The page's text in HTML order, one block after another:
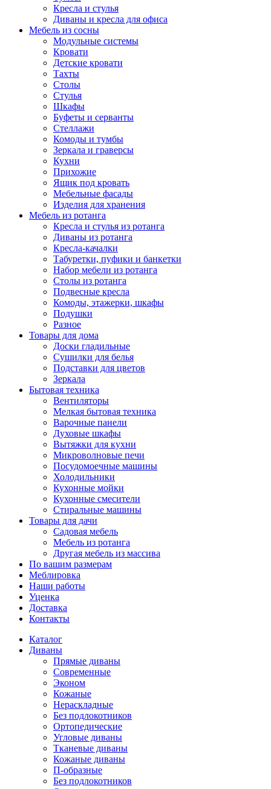
Кресла и стулья
Диваны и кресла для офиса
Мебель из сосны
Модульные системы
Кровати
Детские кровати
Тахты
Столы
Стулья
Шкафы
Буфеты и серванты
Стеллажи
Комоды и тумбы
Зеркала и граверсы
Кухни
Прихожие
Ящик под кровать
Мебельные фасады
Изделия для хранения
Мебель из ротанга
Кресла и стулья из ротанга
Диваны из ротанга
Кресла-качалки
Табуретки, пуфики и банкетки
Набор мебели из ротанга
Столы из ротанга
Подвесные кресла
Комоды, этажерки, шкафы
Подушки
Разное
Товары для дома
Доски гладильные
Сушилки для белья
Подставки для цветов
Зеркала
Бытовая техника
Вентиляторы
Мелкая бытовая техника
Варочные панели
Духовые шкафы
Вытяжки для кухни
Микроволновые печи
Посудомоечные машины
Холодильники
Кухонные мойки
Кухонные смесители
Стиральные машины
Товары для дачи
Садовая мебель
Мебель из ротанга
Другая мебель из массива
По вашим размерам
Меблировка
Наши работы
Уценка
Доставка
Контакты
Каталог
Диваны
Прямые диваны
Современные
Эконом
Кожаные
Нераскладные
Без подлокотников
Ортопедические
Угловые диваны
Тканевые диваны
Кожаные диваны
П-образные
Без подлокотников